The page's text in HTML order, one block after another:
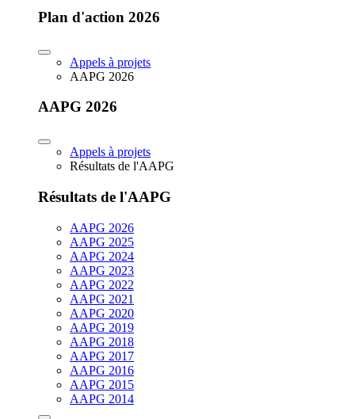
Plan d'action 2026
Appels à projets
AAPG 2026
AAPG 2026
Appels à projets
Résultats de l'AAPG
Résultats de l'AAPG
AAPG 2026
AAPG 2025
AAPG 2024
AAPG 2023
AAPG 2022
AAPG 2021
AAPG 2020
AAPG 2019
AAPG 2018
AAPG 2017
AAPG 2016
AAPG 2015
AAPG 2014